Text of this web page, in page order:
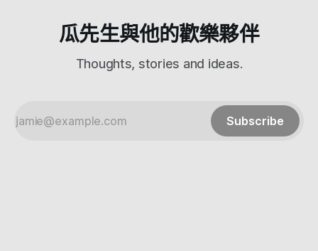
瓜先生與他的歡樂夥伴
Thoughts, stories and ideas.
Subscribe